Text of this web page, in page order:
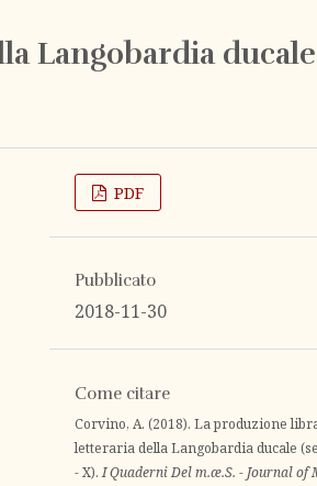
Langobardia ducale
PDF
Pubblicato
2018-11-30
Come citare
Corvino, A. (2018). La produzione
letteraria della Langobardia ducale
- X).I Quaderni Del m.æ.S. - Journal of